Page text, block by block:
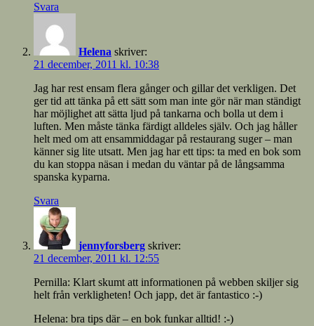
Svara
Helena skriver:
21 december, 2011 kl. 10:38
Jag har rest ensam flera gånger och gillar det verkligen. Det
ger tid att tänka på ett sätt som man inte gör när man ständigt
har möjlighet att sätta ljud på tankarna och bolla ut dem i
luften. Men måste tänka färdigt alldeles själv. Och jag håller
helt med om att ensammiddagar på restaurang suger – man
känner sig lite utsatt. Men jag har ett tips: ta med en bok som
du kan stoppa näsan i medan du väntar på de långsamma
spanska kyparna.
Svara
jennyforsberg skriver:
21 december, 2011 kl. 12:55
Pernilla: Klart skumt att informationen på webben skiljer sig
helt från verkligheten! Och japp, det är fantastico :-)
Helena: bra tips där – en bok funkar alltid! :-)